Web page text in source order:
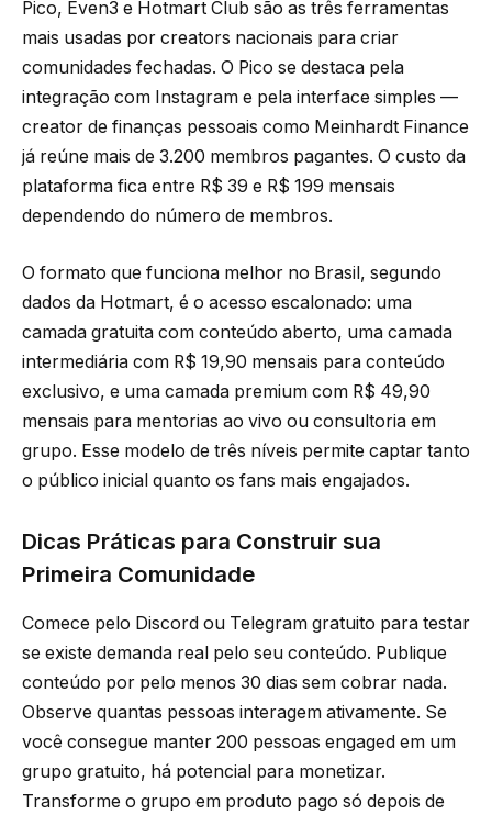
Pico, Even3 e Hotmart Club são as três ferramentas
mais usadas por creators nacionais para criar
comunidades fechadas. O Pico se destaca pela
integração com Instagram e pela interface simples —
creator de finanças pessoais como Meinhardt Finance
já reúne mais de 3.200 membros pagantes. O custo da
plataforma fica entre R$ 39 e R$ 199 mensais
dependendo do número de membros.
O formato que funciona melhor no Brasil, segundo
dados da Hotmart, é o acesso escalonado: uma
camada gratuita com conteúdo aberto, uma camada
intermediária com R$ 19,90 mensais para conteúdo
exclusivo, e uma camada premium com R$ 49,90
mensais para mentorias ao vivo ou consultoria em
grupo. Esse modelo de três níveis permite captar tanto
o público inicial quanto os fans mais engajados.
Dicas Práticas para Construir sua
Primeira Comunidade
Comece pelo Discord ou Telegram gratuito para testar
se existe demanda real pelo seu conteúdo. Publique
conteúdo por pelo menos 30 dias sem cobrar nada.
Observe quantas pessoas interagem ativamente. Se
você consegue manter 200 pessoas engaged em um
grupo gratuito, há potencial para monetizar.
Transforme o grupo em produto pago só depois de